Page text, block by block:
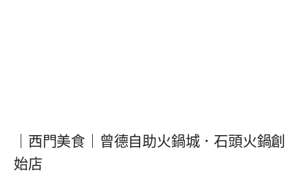
｜西門美食｜曾德自助火鍋城．石頭火鍋創
始店